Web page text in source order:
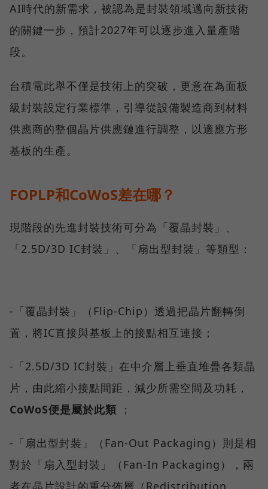
AI時代的新需求，被認為是封裝領域邁向新技術
的關鍵一步，預計2027年可以逐步進入量產階
段。
台積電此舉不僅是技術上的突破，更意在為面板
級封裝設定行業標準，引導從設備製造商到材料
供應商的整個晶片供應鏈進行調整，以適應方形
基板的生產。
FOPLP和CoWoS差在哪？
現階段的先進封裝技術可分為「覆晶封裝」、
「2.5D/3D IC封裝」、「扇出型封裝」等類型：
-「覆晶封裝」（Flip-Chip）透過把晶片翻轉倒
置，將IC直接與基板上的接點相互連接；
-「2.5D/3D IC封裝」在中介層上垂直堆疊各類晶
片，由此縮小接點間距，減少所需空間及功耗，
CoWoS便是屬於此類 ；
-「扇出型封裝」（Fan-Out Packaging）則是相
對於「扇入型封裝」（Fan-In Packaging），兩
者在晶片設計的重分佈層（Redistribution